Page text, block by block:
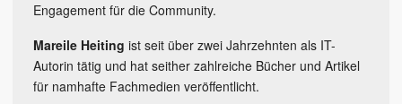
Engagement für die Community.
Mareile Heiting ist seit über zwei Jahrzehnten als IT-
Autorin tätig und hat seither zahlreiche Bücher und Artikel
für namhafte Fachmedien veröffentlicht.